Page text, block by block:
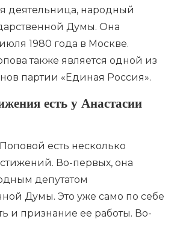
деятельница, народный
Думы. Она
1980 года в Москве.
также является одной из
партии «Единая Россия».
есть у Анастасии
есть несколько
Во-первых, она
депутатом
Думы. Это уже само по себе
и признание ее работы. Во-